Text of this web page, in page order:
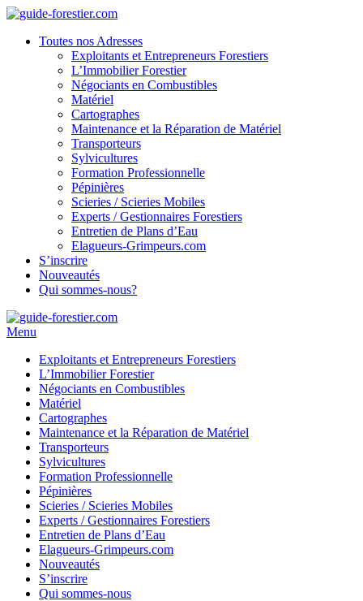
Toutes nos Adresses
Exploitants et Entrepreneurs Forestiers
L’Immobilier Forestier
Négociants en Combustibles
Matériel
Cartographes
Maintenance et la Réparation de Matériel
Transporteurs
Sylvicultures
Formation Professionnelle
Pépinières
Scieries / Scieries Mobiles
Experts / Gestionnaires Forestiers
Entretien de Plans d’Eau
Elagueurs-Grimpeurs.com
S’inscrire
Nouveautés
Qui sommes-nous?
Menu
Exploitants et Entrepreneurs Forestiers
L’Immobilier Forestier
Négociants en Combustibles
Matériel
Cartographes
Maintenance et la Réparation de Matériel
Transporteurs
Sylvicultures
Formation Professionnelle
Pépinières
Scieries / Scieries Mobiles
Experts / Gestionnaires Forestiers
Entretien de Plans d’Eau
Elagueurs-Grimpeurs.com
Nouveautés
S’inscrire
Qui sommes-nous